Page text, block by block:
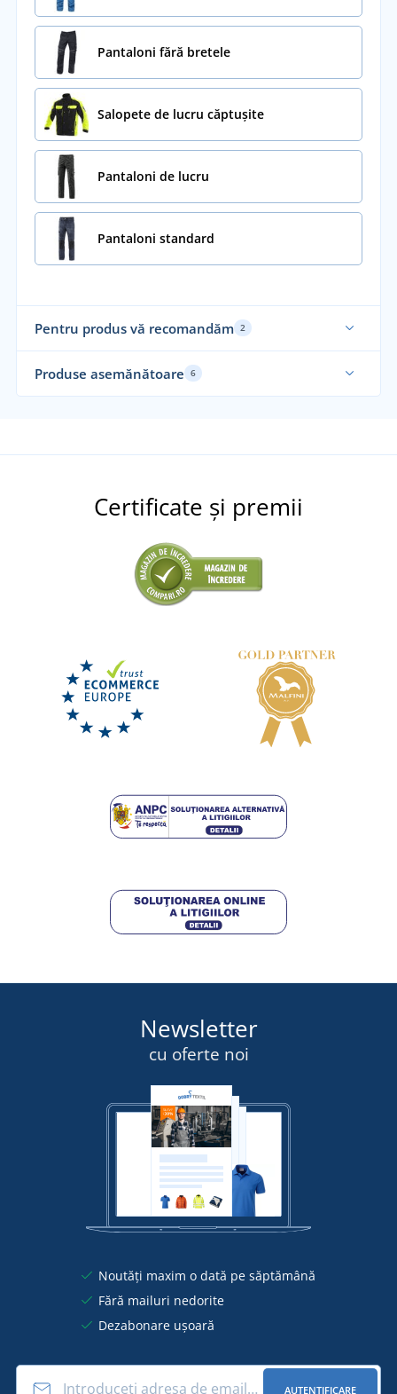
Pantaloni fără bretele
Salopete de lucru căptușite
Pantaloni de lucru
Pantaloni standard
Pentru produs vă recomandăm 2
LIVRARE ÎN 7 ZILE
Produse asemănătoare 6
Pantaloni de lucru de iarnă în talie ORION
218,25 lei
Certificate și premii
Newsletter
cu oferte noi
Noutăți maxim o dată pe săptămână
Fără mailuri nedorite
Dezabonare ușoară
AUTENTIFICARE